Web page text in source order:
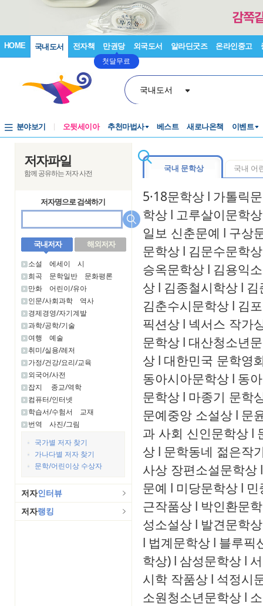
HOME 국내도서 전자책 만권당
첫달무료
외국도서 알라딘굿즈 온라인중고
국내도서
분야보기 오뒷세이아 추천마법사 베스트 새로나온책 이벤트
저자파일
함께 공유하는 저자 사전
저자명으로 검색하기
국내저자 해외저자
소설 에세이
시
희곡
문학일반
문화평론
만화
어린이/유아
인문/사회과학
역사
경제경영/자기계발
과학/공학/기술
여행
예술
취미/실용/레저
가정/건강/요리/교육
외국어/사전
잡지
종교/역학
컴퓨터/인터넷
학습서/수험서
교재
번역
사진/그림
국가별 저자 찾기
가나다별 저자 찾기
문학/어린이상 수상자
저자인터뷰
저자랭킹
국내 문학상 국내 어
5·18문학상 l 가톨릭
학상 l 고루살이문학상
일보 신춘문예 l 구상
문학상 l 김문수문학상
승옥문학상 l 김용익
상 l 김종철시학상 l
김춘수시문학상 l 김
픽션상 l 넥서스 작가
문학상 l 대산청소년
상 l 대한민국 문학영
동아시아문학상 l 동
문학상 l 마종기 문학
문예중앙 소설상 l 문
과 사회 신인문학상 l
상 l 문학동네 젊은작
사상 장편소설문학상 l
문예 l 미당문학상 l 민
근작품상 l 박인환문
성소설상 l 발견문학상
l 법계문학상 l 블루픽
학상) l 삼성문학상 l
시학 작품상 l 석정시
소원청소년문학상 l